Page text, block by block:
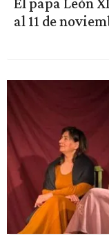
al 11 de